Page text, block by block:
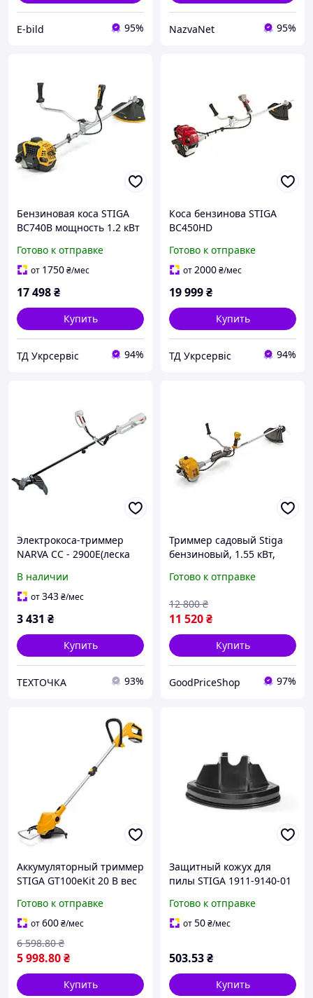
E-bild 95% NazvaNet 95%
Бензиновая коса STIGA
BC740B мощность 1.2 кВт
двигатель
Готово к отправке
от 1750₴/мес
17 498₴
Купить
ТД Укрсервіс 94%
Коса бензинова STIGA
BC450HD
Готово к отправке
от2000₴/мес
19 999₴
Купить
ТД Укрсервіс 94%
Электрокоса-триммер
NARVA CC - 2900E(леска
цельный вал)
В наличии
от343₴/мес
3 431 ₴
Купить
ТЕХТОЧКА 93%
Триммер садовый Stiga
бензиновый, 1.55 кВт,
(BC555B) (v513858)
Готово к отправке
11 520₴
12 800 ₴
Купить
GoodPriceShop 97%
Аккумуляторный триммер
STIGA GT100eKit 20 В вес
25 см щеточный
двигатель
Готово к отправке
от600₴/мес
5 998.80₴
6 598.80 ₴
Купить
Защитный кожух для
пилы STIGA 1911-9140-01
d=225мм посадка 25.4мм
черный пластиковый
Готово к отправке
от50₴/мес
503.53₴
Купить